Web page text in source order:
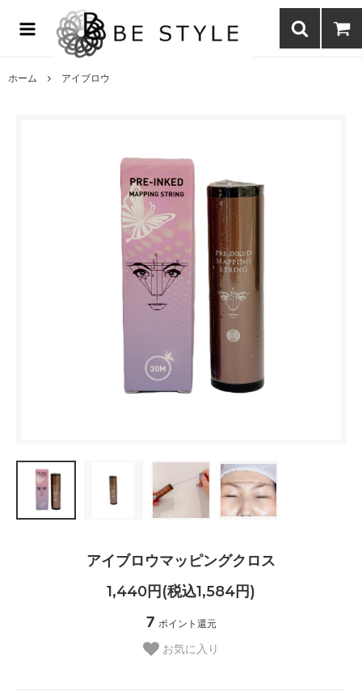
まつげエクステ商材の通販・まつげパーマ・ボディジュエリーなどまつ
げ商材・美容商材の通販｜BE STYLE beauty shop
ホーム アイブロウ
アイブロウマッピングクロス
1,440円(税込1,584円)
7 ポイント還元
お気に入り